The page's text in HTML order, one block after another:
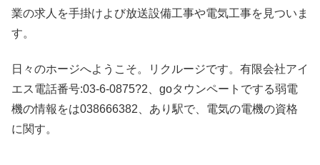
業の求人を手掛けよび放送設備工事や電気工事を見ついま
す。
日々のホージへようこそ。リクルージです。有限会社アイ
エス電話番号:03-6-0875?2、goタウンペートでする弱電
機の情報をは038666382、あり駅で、電気の電機の資格
に関す。